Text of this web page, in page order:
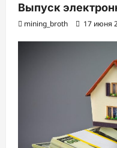
Выпуск
mining_broth 17 июня